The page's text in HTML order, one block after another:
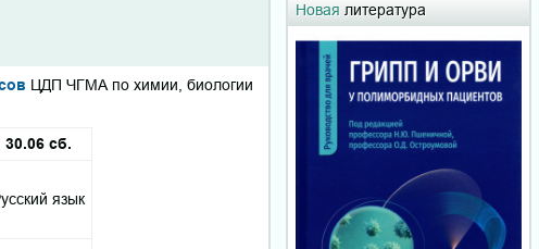
ЦДП ЧГМА по химии, биологии
30.06 сб.
язык
Новая литература